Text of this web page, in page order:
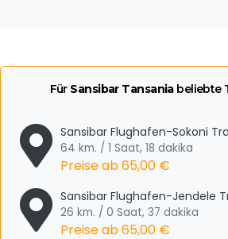
Für Sansibar Tansaniabeliebte
Sansibar Flughafen-Sokoni
64 km. / 1 Saat, 18 dakika
Preise ab65,00 €
Sansibar Flughafen-Jendele
26 km. / 0 Saat, 37 dakika
Preise ab65,00 €